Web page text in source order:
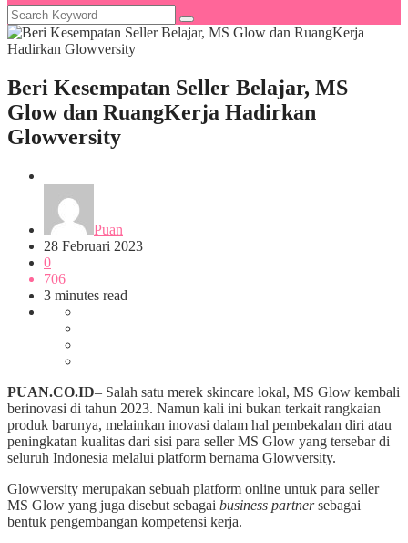
Beri Kesempatan Seller Belajar, MS
Glow dan RuangKerja Hadirkan
Glowversity
Puan
28 Februari 2023
0
706
3 minutes read
PUAN.CO.ID– Salah satu merek skincare lokal, MS Glow kembali
berinovasi di tahun 2023. Namun kali ini bukan terkait rangkaian
produk barunya, melainkan inovasi dalam hal pembekalan diri atau
peningkatan kualitas dari sisi para seller MS Glow yang tersebar di
seluruh Indonesia melalui platform bernama Glowversity.
Glowversity merupakan sebuah platform online untuk para seller
MS Glow yang juga disebut sebagai business partnersebagai
bentuk pengembangan kompetensi kerja.